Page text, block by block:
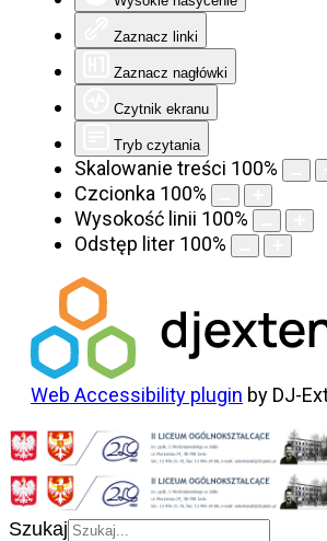
Zaznacz linki
Zaznacz nagłówki
Czytnik ekranu
Tryb czytania
Skalowanie treści 100%
Czcionka 100%
Wysokość linii 100%
Odstęp liter 100%
Web Accessibility plugin by DJ-
Szukaj